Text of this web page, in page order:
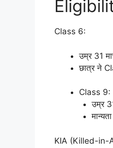
Class 6:
उम्र 31
छात्र ने
Class 9:
उम्र
KIA (Killed-in-